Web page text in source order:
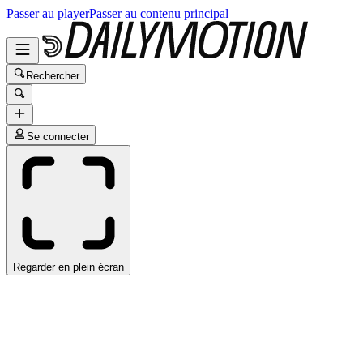
Passer au playerPasser au contenu principal
Rechercher
Se connecter
Regarder en plein écran